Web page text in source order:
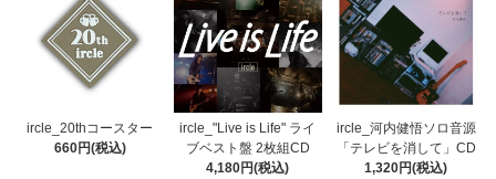
ircle_20thコースター
660円(税込)
ircle_"Live is Life" ライ
ブベスト盤 2枚組CD
4,180円(税込)
ircle_河内健悟ソロ音源
「テレビを消して」CD
1,320円(税込)